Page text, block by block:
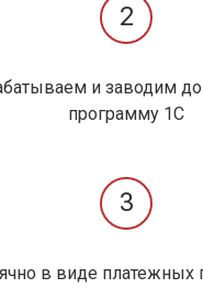
2
и заводим
программу 1С
3
в виде платежных